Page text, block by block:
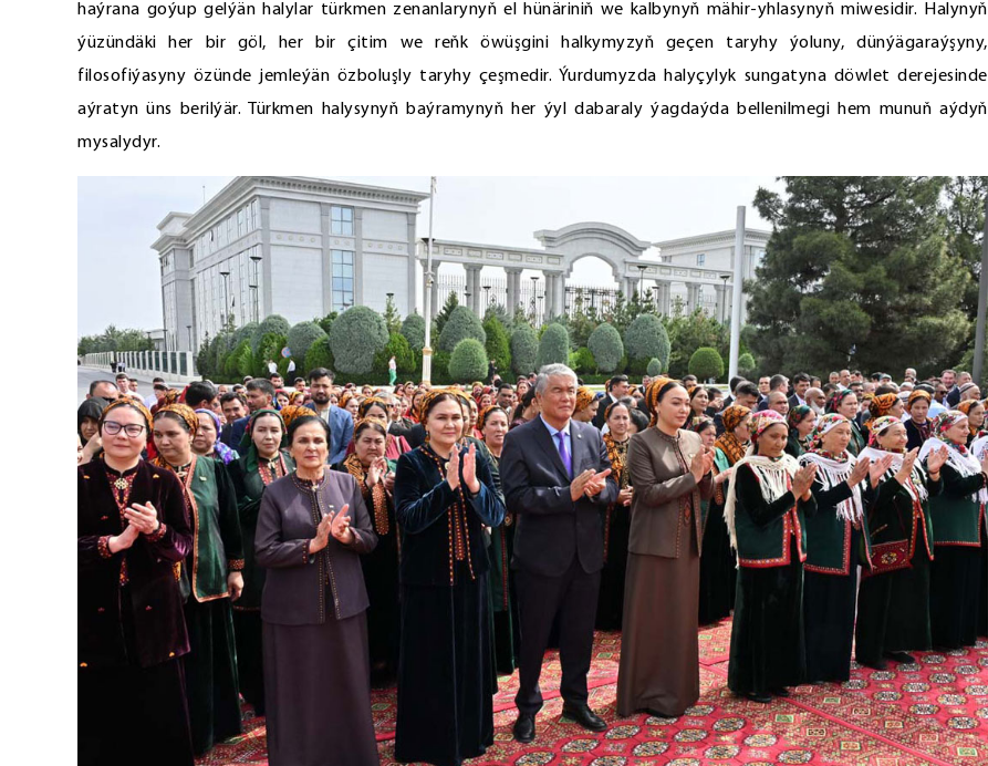
haýrana goýup gelýän halylar türkmen zenanlarynyň el hünäriniň we kalbynyň mähir-yhlasynyň miwesidir. Halynyň
ýüzündäki her bir göl, her bir çitim we reňk öwüşgini halkymyzyň geçen taryhy ýoluny, dünýägaraýşyny,
filosofiýasyny özünde jemleýän özboluşly taryhy çeşmedir. Ýurdumyzda halyçylyk sungatyna döwlet derejesinde
aýratyn üns berilýär. Türkmen halysynyň baýramynyň her ýyl dabaraly ýagdaýda bellenilmegi hem munuň aýdyň
mysalydyr.